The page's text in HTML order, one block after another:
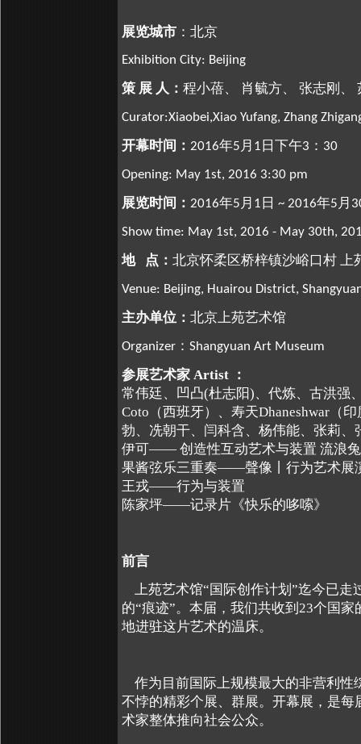
展览城市 ：北京
Exhibition City: Beijing
策 展 人： 程小蓓、 肖毓方、 张志刚、
Curator:Xiaobei,Xiao Yufang, Zhang
开幕时间： 2016年5 月 1 日下午3 ： 30
Opening: May 1st, 2016 3:30 pm
展览时间： 2016年5 月 1 日 ~ 2016年5 月
Show time: May 1st, 2016 - May 30th,
地 点： 北京怀柔区桥梓镇沙峪口村 上
Venue: Beijing, Huairou District,
主办单位： 北京上苑艺术馆
Organizer ： Shangyuan Art Museum
参展艺术家 Artist ：
常伟廷、凹凸(杜志阳)、代炼、古洪强
Coto （西班牙）、寿天Dhaneshwar （
勃、冼朝干、闫科含、杨伟能、张莉、
伊可—— 创造性互动艺术与装置 流浪
果酱弦乐三重奏——聲像丨行为艺术展
王戎——行为与装置
陈家坪——记录片《快乐的哆嗦》
前言
上苑艺术馆“国际创作计划”迄今已走
的“痕迹”。本届，我们共收到 23个国家
地进驻这片艺术的温床。
作为目前国际上规模最大的非营利
不悖的精彩个展、群展。开幕展，是
术家整体推向社会公众。